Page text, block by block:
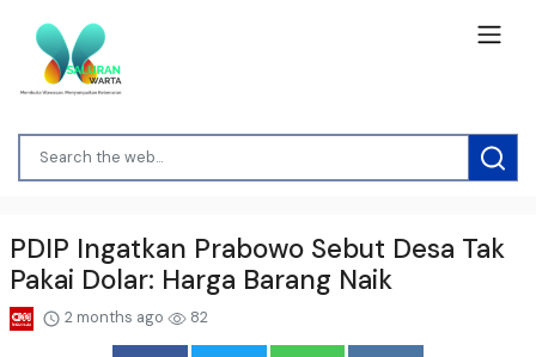
PDIP Ingatkan Prabowo Sebut Desa Tak
Pakai Dolar: Harga Barang Naik
2 months ago 82